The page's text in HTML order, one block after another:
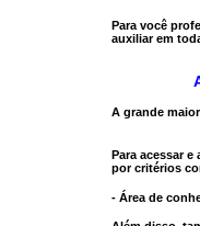
Para você
auxiliar em
A grande
Para acessar
por critérios
- Área de